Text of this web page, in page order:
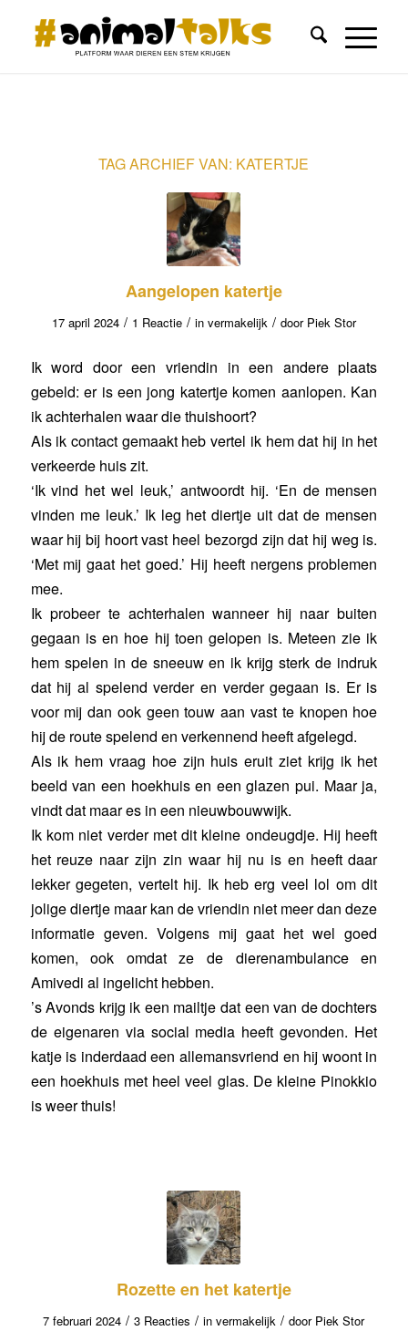
TAG ARCHIEF VAN: KATERTJE
Aangelopen katertje
17 april 2024 / 1 Reactie / in vermakelijk / door Piek Stor
Ik word door een vriendin in een andere plaats
gebeld: er is een jong katertje komen aanlopen. Kan
ik achterhalen waar die thuishoort?
Als ik contact gemaakt heb vertel ik hem dat hij in het
verkeerde huis zit.
‘Ik vind het wel leuk,’ antwoordt hij. ‘En de mensen
vinden me leuk.’ Ik leg het diertje uit dat de mensen
waar hij bij hoort vast heel bezorgd zijn dat hij weg is.
‘Met mij gaat het goed.’ Hij heeft nergens problemen
mee.
Ik probeer te achterhalen wanneer hij naar buiten
gegaan is en hoe hij toen gelopen is. Meteen zie ik
hem spelen in de sneeuw en ik krijg sterk de indruk
dat hij al spelend verder en verder gegaan is. Er is
voor mij dan ook geen touw aan vast te knopen hoe
hij de route spelend en verkennend heeft afgelegd.
Als ik hem vraag hoe zijn huis eruit ziet krijg ik het
beeld van een hoekhuis en een glazen pui. Maar ja,
vindt dat maar es in een nieuwbouwwijk.
Ik kom niet verder met dit kleine ondeugdje. Hij heeft
het reuze naar zijn zin waar hij nu is en heeft daar
lekker gegeten, vertelt hij. Ik heb erg veel lol om dit
jolige diertje maar kan de vriendin niet meer dan deze
informatie geven. Volgens mij gaat het wel goed
komen, ook omdat ze de dierenambulance en
Amivedi al ingelicht hebben.
’s Avonds krijg ik een mailtje dat een van de dochters
de eigenaren via social media heeft gevonden. Het
katje is inderdaad een allemansvriend en hij woont in
een hoekhuis met heel veel glas. De kleine Pinokkio
is weer thuis!
Rozette en het katertje
7 februari 2024 / 3 Reacties / invermakelijk / door Piek Stor